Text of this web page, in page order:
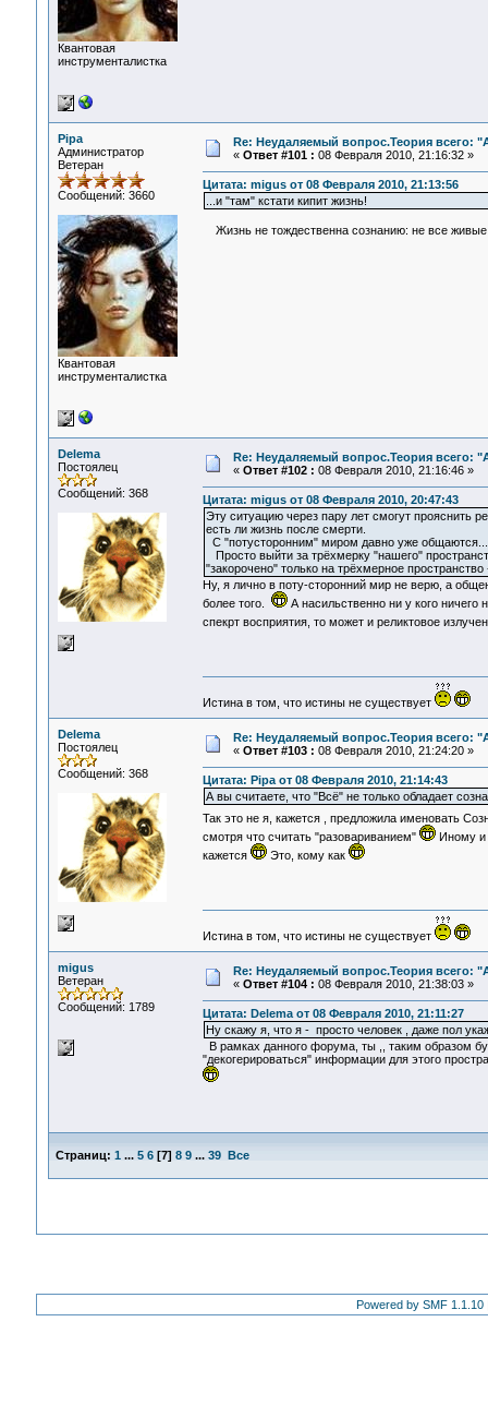
Квантовая
инструменталистка
Pipa
Администратор
Ветеран
Сообщений: 3660
Квантовая
инструменталистка
Re: Неудаляемый вопрос.Теория всего:
« Ответ #101 : 08 Февраля 2010, 21:16:32 »
Цитата: migus от 08 Февраля 2010, 21:13:56
...и "там" кстати кипит жизнь!
Жизнь не тождественна сознанию: не все
Delema
Постоялец
Сообщений: 368
Re: Неудаляемый вопрос.Теория всего:
« Ответ #102 : 08 Февраля 2010, 21:16:46 »
Цитата: migus от 08 Февраля 2010, 20:47:43
Эту ситуацию через пару лет смогут прояснить
есть ли жизнь после смерти.
С "потусторонним" миром давно уже
Просто выйти за трёхмерку "нашего"
"закорочено" только на трёхмерное
Ну, я лично в поту-сторонний мир не верю, а
более того.
А насильственно ни у кого ничего
спекрт восприятия, то может и реликтовое
Истина в том, что истины не существует
Delema
Постоялец
Сообщений: 368
Re: Неудаляемый вопрос.Теория всего:
« Ответ #103 : 08 Февраля 2010, 21:24:20 »
Цитата: Pipa от 08 Февраля 2010, 21:14:43
А вы считаете, что "Всё" не только обладает
Так это не я, кажется , предложила именовать
смотря что считать "разовариванием"
Иному и
кажется
Это, кому как
Истина в том, что истины не существует
migus
Ветеран
Сообщений: 1789
Re: Неудаляемый вопрос.Теория всего:
« Ответ #104 : 08 Февраля 2010, 21:38:03 »
Цитата: Delema от 08 Февраля 2010, 21:11:27
Ну скажу я, что я - просто человек , даже пол
В рамках данного форума, ты ,, таким образом
"декогерироваться" информации для этого
Страниц: 1 ... 5 6[7] 8 9 ... 39 Все
Powered by SMF 1.1.10